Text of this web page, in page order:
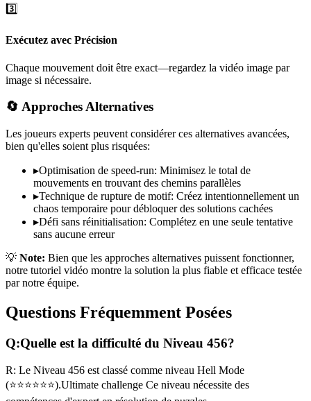
3️⃣
Exécutez avec Précision
Chaque mouvement doit être exact—regardez la vidéo image par
image si nécessaire.
🔄 Approches Alternatives
Les joueurs experts peuvent considérer ces alternatives avancées,
bien qu'elles soient plus risquées:
▸Optimisation de speed-run: Minimisez le total de
mouvements en trouvant des chemins parallèles
▸Technique de rupture de motif: Créez intentionnellement un
chaos temporaire pour débloquer des solutions cachées
▸Défi sans réinitialisation: Complétez en une seule tentative
sans aucune erreur
💡 Note: Bien que les approches alternatives puissent fonctionner,
notre tutoriel vidéo montre la solution la plus fiable et efficace testée
par notre équipe.
Questions Fréquemment Posées
Q:Quelle est la difficulté du Niveau 456?
R: Le Niveau 456 est classé comme niveau Hell Mode
(⭐⭐⭐⭐⭐⭐).Ultimate challenge Ce niveau nécessite des